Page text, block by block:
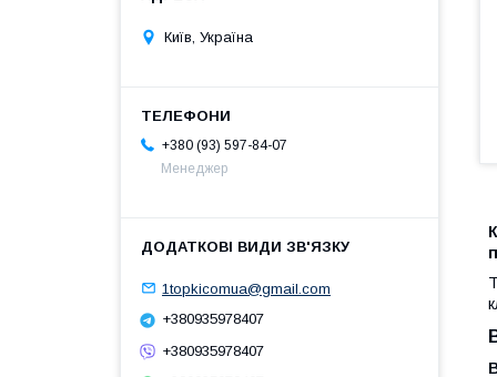
Київ, Україна
+380 (93) 597-84-07
Менеджер
1topkicomua@gmail.com
+380935978407
+380935978407